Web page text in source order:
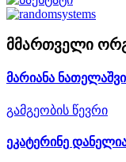
მმართველი
მარიანა
გამგეობის წევრი
ეკატერინე